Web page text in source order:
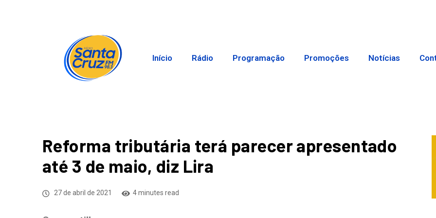
Início Rádio Programação Promoções Notícias
Reforma tributária terá parecer apresentado
até 3 de maio, diz Lira
27 de abril de 2021 4 minutes read